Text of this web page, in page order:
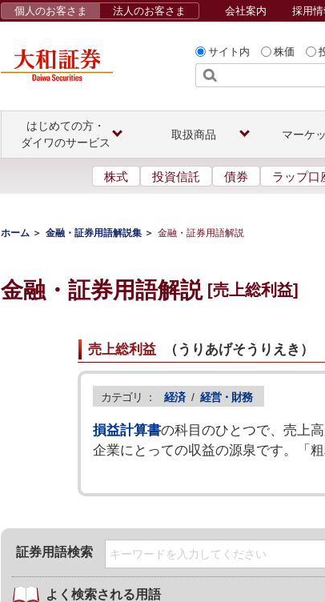
サイト内 株価
個人のお客さま 法人のお客さま 会社案内 採用情
はじめての方・
ダイワのサービス
取扱商品 マーケ
株式 投資信託 債券 ラップ口
ホーム 金融・証券用語解説集 金融・証券用語解説
金融・証券用語解説 [売上総利益]
売上総利益 （うりあげそうりえき ）
カテゴリ ： 経済 / 経営・財務
損益計算書の科目のひとつで、売上
企業にとっての収益の源泉です。「粗
証券用語検索
よく検索される用語